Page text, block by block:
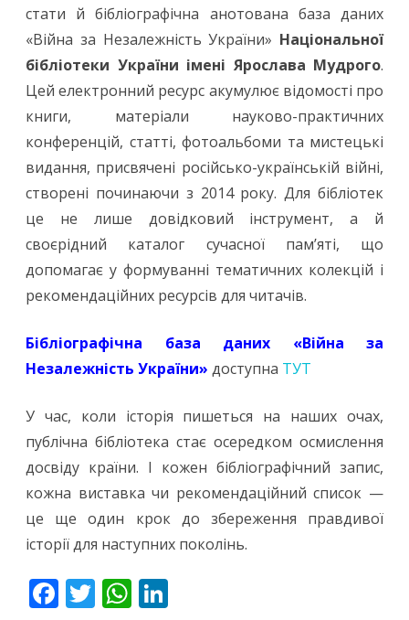
стати й бібліографічна анотована база даних
«Війна за Незалежність України» Національної
бібліотеки України імені Ярослава Мудрого.
Цей електронний ресурс акумулює відомості про
книги, матеріали науково-практичних
конференцій, статті, фотоальбоми та мистецькі
видання, присвячені російсько-українській війні,
створені починаючи з 2014 року. Для бібліотек
це не лише довідковий інструмент, а й
своєрідний каталог сучасної пам’яті, що
допомагає у формуванні тематичних колекцій і
рекомендаційних ресурсів для читачів.
Бібліографічна база даних «Війна за
Незалежність України» доступна ТУТ
У час, коли історія пишеться на наших очах,
публічна бібліотека стає осередком осмислення
досвіду країни. І кожен бібліографічний запис,
кожна виставка чи рекомендаційний список —
це ще один крок до збереження правдивої
історії для наступних поколінь.
F T W